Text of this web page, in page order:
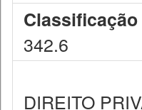
Classificação
342.6
DIREITO